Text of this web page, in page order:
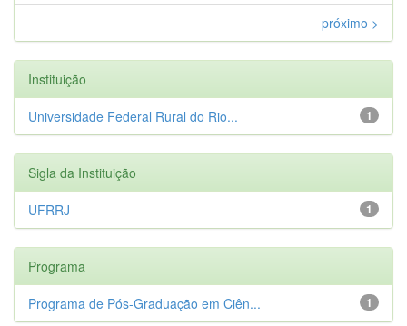
próximo >
Instituição
1
Universidade Federal Rural do Rio...
Sigla da Instituição
1
UFRRJ
Programa
1
Programa de Pós-Graduação em Ciên...